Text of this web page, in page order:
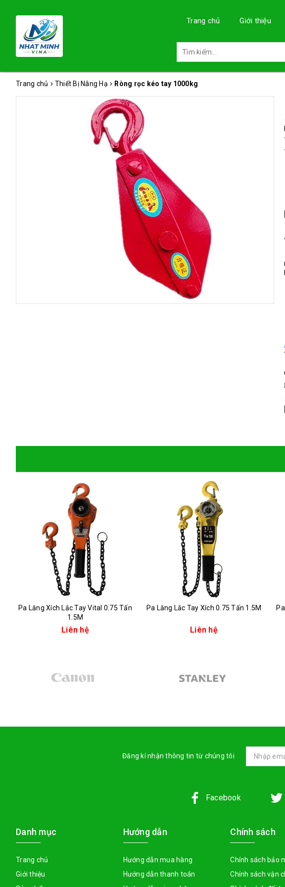
Trang chủ Giới thiệu
Trang chủ Thiết Bị Nâng Hạ Ròng rọc kéo tay 1000kg
Pa Lăng Xích Lắc Tay Vital 0.75 Tấn
1.5M
Liên hệ
Pa Lăng Lắc Tay Xích 0.75 Tấn 1.5M
Liên hệ
Đăng kí nhận thông tin từ chúng tôi
Facebook
Danh mục
Trang chủ
Giới thiệu
Hướng dẫn
Hướng dẫn mua hàng
Hướng dẫn thanh toán
Chính sách
Chính sách bảo
Chính sách vận